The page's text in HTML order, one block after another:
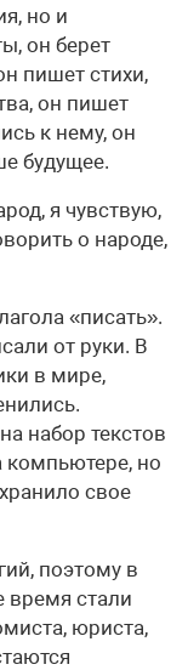
но и
он берет
пишет стихи,
он пишет
к нему, он
будущее.
я чувствую,
о народе,
«писать».
от руки. В
в мире,
набор текстов
компьютере, но
свое
поэтому в
время стали
юриста,